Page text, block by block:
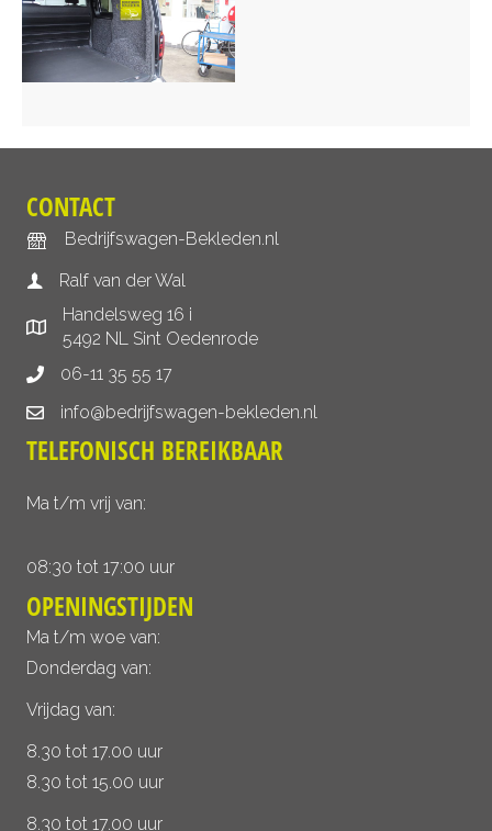
CONTACT
Bedrijfswagen-Bekleden.nl
Ralf van der Wal
Handelsweg 16 i
5492 NL Sint Oedenrode
06-11 35 55 17
info@bedrijfswagen-bekleden.nl
TELEFONISCH BEREIKBAAR
Ma t/m vrij van:
08:30 tot 17:00 uur
OPENINGSTIJDEN
Ma t/m woe van:
Donderdag van:
Vrijdag van:
8.30 tot 17.00 uur
8.30 tot 15.00 uur
8.30 tot 17.00 uur